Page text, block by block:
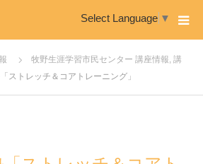
Select Language ▼
牧野生涯学習市民センター 講座情報, 講
ストレッチ＆コアトレーニング」